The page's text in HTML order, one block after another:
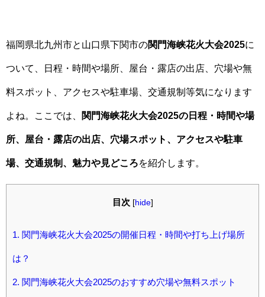
福岡県北九州市と山口県下関市の関門海峡花火大会2025に
ついて、日程・時間や場所、屋台・露店の出店、穴場や無
料スポット、アクセスや駐車場、交通規制等気になります
よね。ここでは、 関門海峡花火大会2025の日程・時間や場
所、屋台・露店の出店、穴場スポット、アクセスや駐車
場、交通規制、魅力や見どころを紹介します。
目次 [hide]
1. 関門海峡花火大会2025の開催日程・時間や打ち上げ場所
は？
2. 関門海峡花火大会2025のおすすめ穴場や無料スポット